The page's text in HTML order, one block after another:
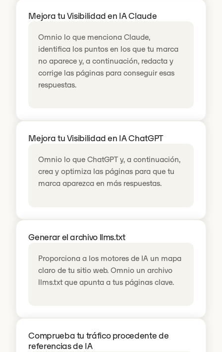
Mejora tu Visibilidad en IA Claude
Omnio lo que menciona Claude,
identifica los puntos en los que tu marca
no aparece y, a continuación, redacta y
corrige las páginas para conseguir esas
respuestas.
Mejora tu Visibilidad en IA ChatGPT
Omnio lo que ChatGPT y, a continuación,
crea y optimiza las páginas para que tu
marca aparezca en más respuestas.
Generar el archivo llms.txt
Proporciona a los motores de IA un mapa
claro de tu sitio web. Omnio un archivo
llms.txt que apunta a tus páginas clave.
Comprueba tu tráfico procedente de
referencias de IA